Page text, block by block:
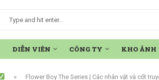
DIỄN VIÊN CÔNG TY KHO ẢNH
» Flower Boy The Series | Các nhân vật và cốt